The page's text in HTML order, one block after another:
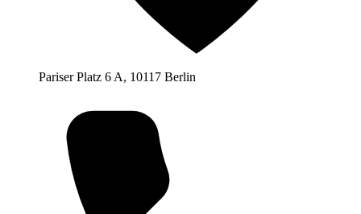
Pariser Platz 6 A, 10117 Berlin